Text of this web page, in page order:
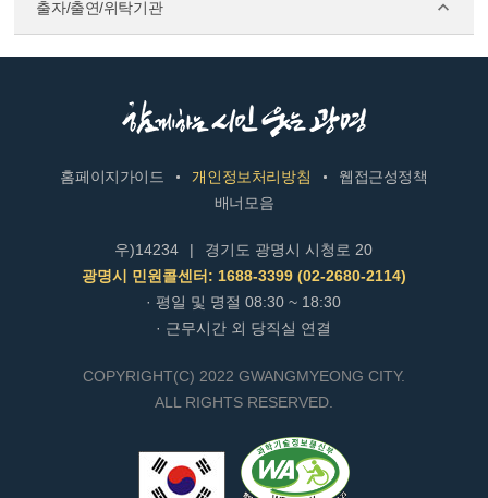
출자/출연/위탁기관
홈페이지가이드 개인정보처리방침
웹접근성정책
배너모음
우)14234 |
경기도 광명시 시청로 20
광명시 민원콜센터: 1688-3399 (02-2680-2114)
· 평일 및 명절 08:30 ~ 18:30
· 근무시간 외 당직실 연결
COPYRIGHT(C) 2022 GWANGMYEONG CITY.
ALL RIGHTS RESERVED.